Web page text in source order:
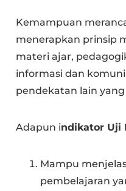
Kemampuan
menerapkan prinsip
materi ajar,
informasi dan
pendekatan lain yang
Adapun indikator Uji
Mampu
pembelajaran